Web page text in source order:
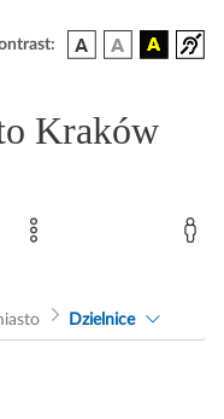
Kraków
Dzielnice